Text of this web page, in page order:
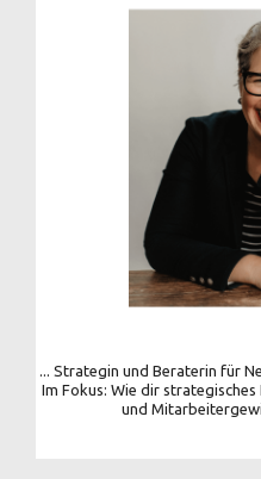
... Strategin und Beraterin für
Im Fokus: Wie dir
und